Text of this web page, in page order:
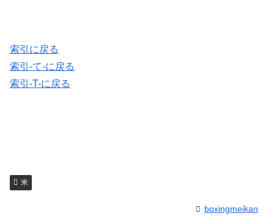
索引に戻る
索引-て-に戻る
索引-T-に戻る
米
boxingmeikan